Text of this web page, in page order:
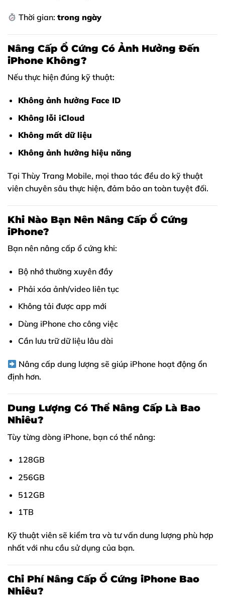
Thời gian:trong ngày
Nâng Cấp Ổ Cứng Có Ảnh Hưởng Đến
iPhone Không?
Nếu thực hiện đúng kỹ thuật:
Không ảnh hưởng Face ID
Không lỗi iCloud
Không mất dữ liệu
Không ảnh hưởng hiệu năng
Tại Thùy Trang Mobile, mọi thao tác đều do kỹ thuật
viên chuyên sâu thực hiện, đảm bảo an toàn tuyệt đối.
Khi Nào Bạn Nên Nâng Cấp Ổ Cứng
iPhone?
Bạn nên nâng cấp ổ cứng khi:
Bộ nhớ thường xuyên đầy
Phải xóa ảnh/video liên tục
Không tải được app mới
Dùng iPhone cho công việc
Cần lưu trữ dữ liệu lâu dài
Nâng cấp dung lượng sẽ giúp iPhone hoạt động ổn
định hơn.
Dung Lượng Có Thể Nâng Cấp Là Bao
Nhiêu?
Tùy từng dòng iPhone, bạn có thể nâng:
128GB
256GB
512GB
1TB
Kỹ thuật viên sẽ kiểm tra và tư vấn dung lượng phù hợp
nhất với nhu cầu sử dụng của bạn.
Chi Phí Nâng Cấp Ổ Cứng iPhone Bao
Nhiêu?